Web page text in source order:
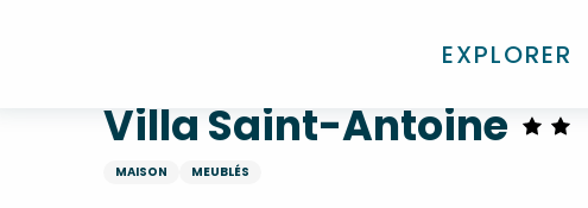
EXPLORER
Villa Saint-Antoine
MAISON MEUBLÉS